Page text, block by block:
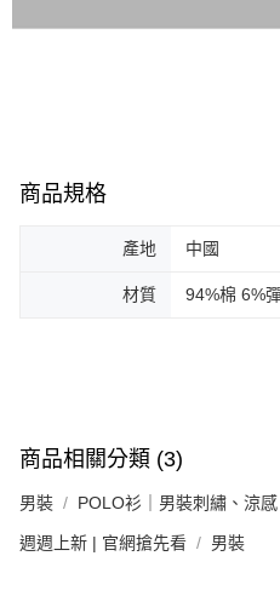
商品規格
產地 中國
材質 94%棉 6%
商品相關分類 (3)
男裝 POLO衫｜男裝刺繡、涼
週週上新 | 官網搶先看 男裝